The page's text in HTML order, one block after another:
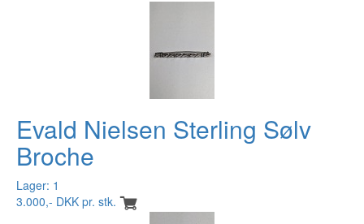
Evald Nielsen Sterling Sølv
Broche
Lager: 1
3.000,- DKK pr. stk.